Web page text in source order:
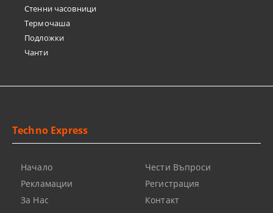
Стенни часовници
Термочашa
Подложки
Чанти
Techno Express
Начало
Рекламации
За Нас
Чести Въпроси
Регистрация
Контакт